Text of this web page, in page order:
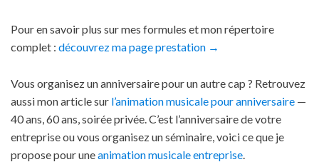
Pour en savoir plus sur mes formules et mon répertoire
complet : découvrez ma page prestation →
Vous organisez un anniversaire pour un autre cap ? Retrouvez
aussi mon article sur l’animation musicale pour anniversaire —
40 ans, 60 ans, soirée privée. C’est l’anniversaire de votre
entreprise ou vous organisez un séminaire, voici ce que je
propose pour uneanimation musicale entreprise.